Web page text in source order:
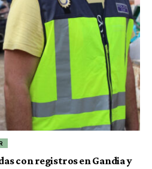
con registros en Gandia y